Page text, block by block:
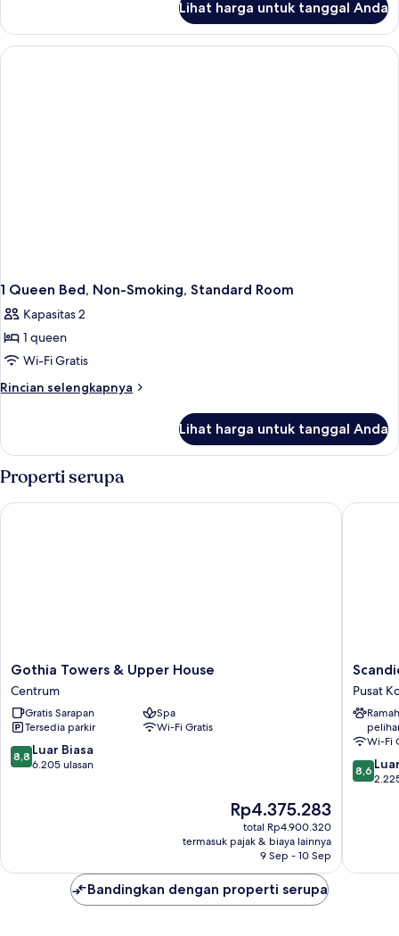
Bebas
Asap
Rokok
Kamar
Standar,
2
Lihat harga untuk tanggal Anda
1 Queen Bed, Non-Smoking, Standard Room
Kapasitas 2
1 queen
Wi-Fi Gratis
Rincian selengkapnya
Rincian
1
Queen
Bed,
Non-
Smoking,
Lihat harga untuk tanggal Anda
Properti serupa
Gothia
Towers
&
Upper
House
Centrum
Gothia Towers & Upper House
Centrum
Gratis Sarapan
Spa
Tersedia parkir
Wi-Fi Gratis
8.8
dari
8,8 Luar Biasa
6.205 ulasan
Harga
sekarang
Rp4.375.283
Rp4.375.283
total Rp4.900.320
termasuk pajak & biaya lainnya
9 Sep - 10 Sep
Gothia Towers & Upper House
Scandic
Opalen
Pusat
Kota
Pusat
Wi-Fi
8.6
dari
8,6
Scandic
Bandingkan dengan properti serupa